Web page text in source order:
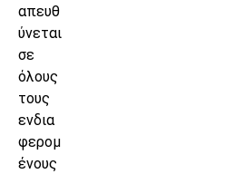
απευθ
ύνεται
σε
όλους
τους
ενδια
φερομ
ένους